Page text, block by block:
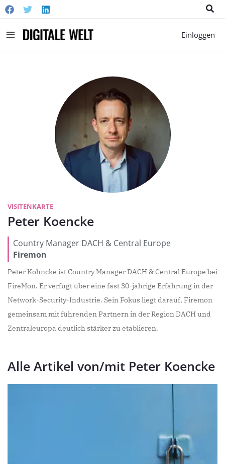
Main
Einloggen
VISITENKARTE
Peter Koencke
Country Manager DACH & Central Europe
Firemon
Peter Köhncke ist Country Manager DACH & Central Europe bei
FireMon. Er verfügt über eine fast 30-jährige Erfahrung in der
Network-Security-Industrie. Sein Fokus liegt darauf, Firemon
gemeinsam mit führenden Partnern in der Region DACH und
Zentraleuropa deutlich stärker zu etablieren.
Alle Artikel von/mit Peter Koencke